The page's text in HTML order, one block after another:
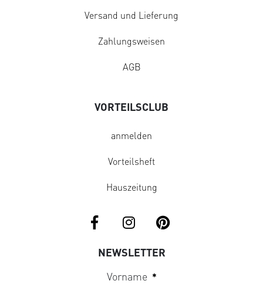
Versand und Lieferung
Zahlungsweisen
AGB
VORTEILSCLUB
anmelden
Vorteilsheft
Hauszeitung
NEWSLETTER
Vorname *